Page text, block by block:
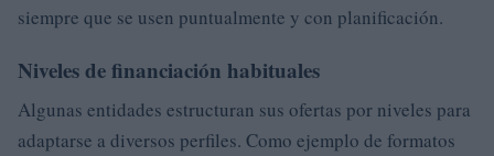
siempre que se usen puntualmente y con planificación.
Niveles de financiación habituales
Algunas entidades estructuran sus ofertas por niveles para
adaptarse a diversos perfiles. Como ejemplo de formatos